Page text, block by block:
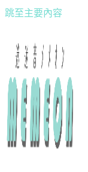
跳至主要內容